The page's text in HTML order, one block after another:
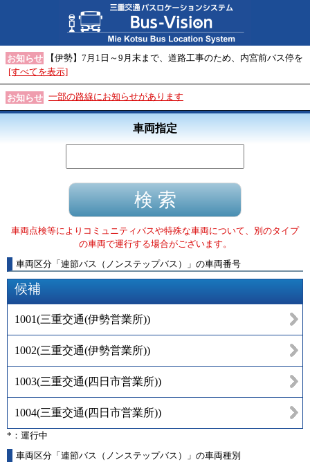
お知らせ
【伊勢】7月1日～9月末まで、道路工事のため、内宮前バス停を
[すべてを表示]
お知らせ 一部の路線にお知らせがあります
車両指定
車両点検等によりコミュニティバスや特殊な車両について、別のタイプ
の車両で運行する場合がございます。
車両区分 「 連節バス（ノンステップバス） 」 の車両番号
候補
1001(三重交通(伊勢営業所))
1002(三重交通(伊勢営業所))
1003(三重交通(四日市営業所))
1004(三重交通(四日市営業所))
*：運行中
車両区分「連節バス（ノンステップバス）」の車両種別